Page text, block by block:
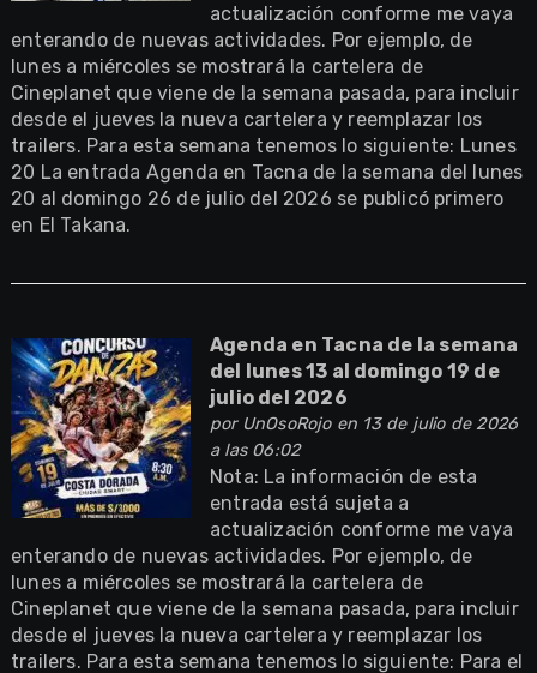
actualización conforme me vaya
enterando de nuevas actividades. Por ejemplo, de
lunes a miércoles se mostrará la cartelera de
Cineplanet que viene de la semana pasada, para incluir
desde el jueves la nueva cartelera y reemplazar los
trailers. Para esta semana tenemos lo siguiente: Lunes
20 La entrada Agenda en Tacna de la semana del lunes
20 al domingo 26 de julio del 2026 se publicó primero
en El Takana.
Agenda en Tacna de la semana
del lunes 13 al domingo 19 de
julio del 2026
por UnOsoRojoen 13 de julio de 2026
a las 06:02
Nota: La información de esta
entrada está sujeta a
actualización conforme me vaya
enterando de nuevas actividades. Por ejemplo, de
lunes a miércoles se mostrará la cartelera de
Cineplanet que viene de la semana pasada, para incluir
desde el jueves la nueva cartelera y reemplazar los
trailers. Para esta semana tenemos lo siguiente: Para el